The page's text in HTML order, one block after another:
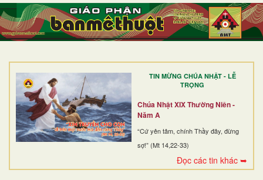
TIN MỪNG CHÚA NHẬT - LỄ
TRỌNG
Chúa Nhật XIX Thường Niên -
Năm A
“Cứ yên tâm, chính Thầy đây, đừng
sợ!” (Mt 14,22-33)
Đọc các tin khác ➥
TRANG NHẤT
GIỚI THIỆU
DÒNG TU
BAN MỤC VỤ
ĐOÀN THỂ CG
ĐIỂM HÀNH HƯƠNG